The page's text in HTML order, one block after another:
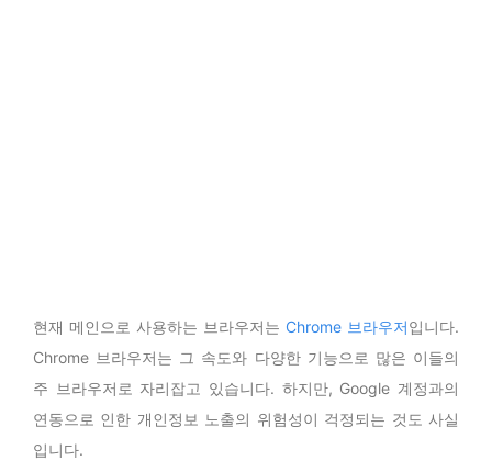
현재 메인으로 사용하는 브라우저는 Chrome 브라우저입니다.
Chrome 브라우저는 그 속도와 다양한 기능으로 많은 이들의
주 브라우저로 자리잡고 있습니다. 하지만, Google 계정과의
연동으로 인한 개인정보 노출의 위험성이 걱정되는 것도 사실
입니다.